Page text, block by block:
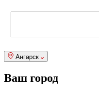
Ангарск
Ваш город